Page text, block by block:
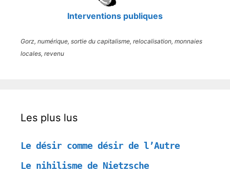
Interventions publiques
Gorz, numérique, sortie du capitalisme, relocalisation, monnaies
locales, revenu
Les plus lus
Le désir comme désir de l’Autre
Le nihilisme de Nietzsche